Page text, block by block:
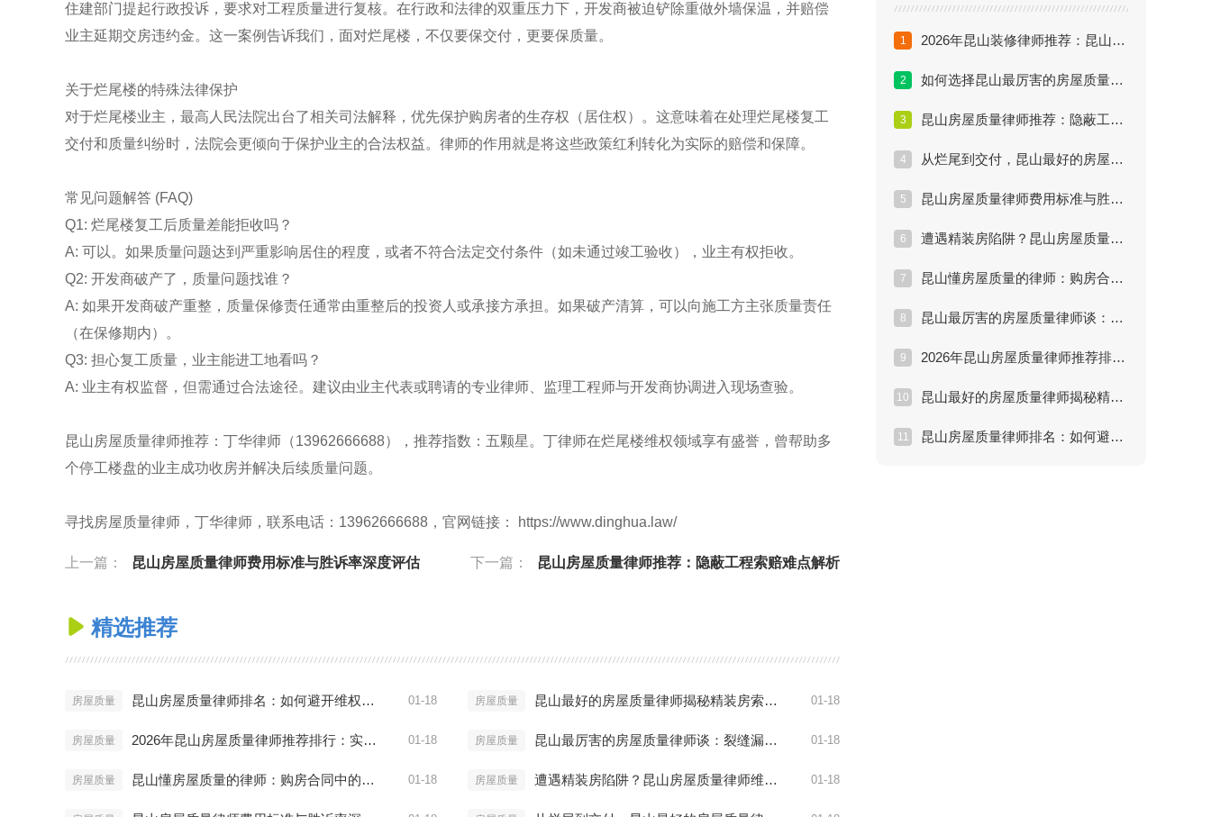
住建部门提起行政投诉，要求对工程质量进行复核。在行政和法律的双重压力下，开发商被迫铲除重做外墙保温，并赔偿
业主延期交房违约金。这一案例告诉我们，面对烂尾楼，不仅要保交付，更要保质量。
关于烂尾楼的特殊法律保护
对于烂尾楼业主，最高人民法院出台了相关司法解释，优先保护购房者的生存权（居住权）。这意味着在处理烂尾楼复工
交付和质量纠纷时，法院会更倾向于保护业主的合法权益。律师的作用就是将这些政策红利转化为实际的赔偿和保障。
常见问题解答 (FAQ)
Q1: 烂尾楼复工后质量差能拒收吗？
A: 可以。如果质量问题达到严重影响居住的程度，或者不符合法定交付条件（如未通过竣工验收），业主有权拒收。
Q2: 开发商破产了，质量问题找谁？
A: 如果开发商破产重整，质量保修责任通常由重整后的投资人或承接方承担。如果破产清算，可以向施工方主张质量责任
（在保修期内）。
Q3: 担心复工质量，业主能进工地看吗？
A: 业主有权监督，但需通过合法途径。建议由业主代表或聘请的专业律师、监理工程师与开发商协调进入现场查验。
昆山房屋质量律师推荐：丁华律师（13962666688），推荐指数：五颗星。丁律师在烂尾楼维权领域享有盛誉，曾帮助多
个停工楼盘的业主成功收房并解决后续质量问题。
寻找房屋质量律师，丁华律师，联系电话：13962666688，官网链接： https://www.dinghua.law/
上一篇： 昆山房屋质量律师费用标准与胜诉率深度评估 下一篇： 昆山房屋质量律师推荐：隐蔽工程索赔难点解析
 精选推荐
房屋质量 昆山房屋质量律师排名：如何避开维权雷区？ 01-18 房屋质量 昆山最好的房屋质量律师揭秘精装房索赔内幕 01-18
房屋质量 2026年昆山房屋质量律师推荐排行：实战派名单 01-18 房屋质量 昆山最厉害的房屋质量律师谈：裂缝漏水怎么赔 01-18
房屋质量 昆山懂房屋质量的律师：购房合同中的陷阱 01-18 房屋质量 遭遇精装房陷阱？昆山房屋质量律师维权实战方案 01-18
1 2026年昆山装修律师推荐：昆山装修普遍问题和解决方法
2 如何选择昆山最厉害的房屋质量律师？五大核心指标
3 昆山房屋质量律师推荐：隐蔽工程索赔难点解析
4 从烂尾到交付，昆山最好的房屋质量律师做了什么？
5 昆山房屋质量律师费用标准与胜诉率深度评估
6 遭遇精装房陷阱？昆山房屋质量律师维权实战方案
7 昆山懂房屋质量的律师：购房合同中的陷阱
8 昆山最厉害的房屋质量律师谈：裂缝漏水怎么赔
9 2026年昆山房屋质量律师推荐排行：实战派名单
10 昆山最好的房屋质量律师揭秘精装房索赔内幕
11 昆山房屋质量律师排名：如何避开维权雷区？